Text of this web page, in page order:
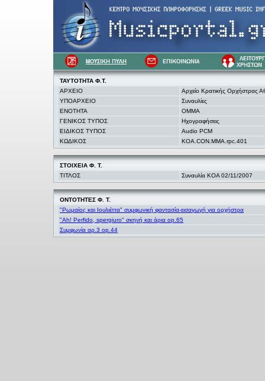
ΤΑΥΤΟΤΗΤΑ Φ.Τ.
ΑΡΧΕΙΟ
Αρχείο Κρατικής Ορχήστρας
ΥΠΟΑΡΧΕΙΟ
Συναυλίες
ΕΝΟΤΗΤΑ
OMMA
ΓΕΝΙΚΟΣ ΤΥΠΟΣ
Ηχογραφήσεις
ΕΙΔΙΚΟΣ ΤΥΠΟΣ
Audio PCM
ΚΩΔΙΚΟΣ
KOA.CON.MMA.rpc.401
ΣΤΟΙΧΕΙΑ Φ. Τ.
ΤΙΤΛΟΣ
Συναυλία ΚΟΑ 02/11/2007
ΟΝΤΟΤΗΤΕΣ Φ. Τ.
"Ρωμαίος και Ιουλιέττα" συμφωνική φαντασία-εισαγωγή για ορχήστρα
"Ah! Perfido, spergiuro" σκηνή και άρια op.65
Συμφωνία αρ.3 op.44